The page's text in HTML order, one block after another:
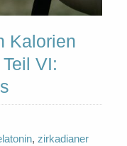
Kalorien
VI:
, zirkadianer